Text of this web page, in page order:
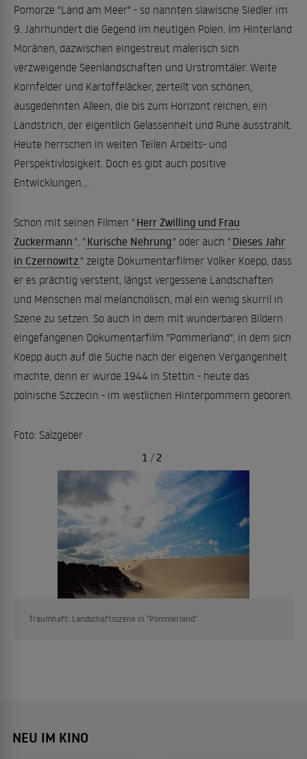
Pomorze "Land am Meer" - so nannten slawische Siedler im
9. Jahrhundert die Gegend im heutigen Polen. Im Hinterland
Moränen, dazwischen eingestreut malerisch sich
verzweigende Seenlandschaften und Urstromtäler. Weite
Kornfelder und Kartoffeläcker, zerteilt von schönen,
ausgedehnten Alleen, die bis zum Horizont reichen, ein
Landstrich, der eigentlich Gelassenheit und Ruhe ausstrahlt.
Heute herrschen in weiten Teilen Arbeits- und
Perspektivlosigkeit. Doch es gibt auch positive
Entwicklungen...
Schon mit seinen Filmen " Herr Zwilling und Frau
Zuckermann ", " Kurische Nehrung" oder auch " Dieses Jahr
in Czernowitz " zeigte Dokumentarfilmer Volker Koepp, dass
er es prächtig versteht, längst vergessene Landschaften
und Menschen mal melancholisch, mal ein wenig skurril in
Szene zu setzen. So auch in dem mit wunderbaren Bildern
eingefangenen Dokumentarfilm "Pommerland", in dem sich
Koepp auch auf die Suche nach der eigenen Vergangenheit
machte, denn er wurde 1944 in Stettin - heute das
polnische Szczecin - im westlichen Hinterpommern geboren.
Foto: Salzgeber
Traumhaft: Landschaftsszene in "Pommerland"
1 / 2
NEU IM KINO